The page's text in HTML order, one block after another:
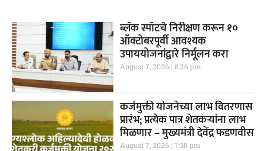
ब्लॅक स्पॉटचे निरीक्षण करून १०
ऑक्टोबरपूर्वी आवश्यक
उपाययोजनांद्वारे निर्मूलन करा
August 7, 2026 8:26 pm
कर्जमुक्ती योजनेच्या लाभ वितरणास
प्रारंभ; प्रत्येक पात्र शेतकऱ्यांना लाभ
मिळणार – मुख्यमंत्री देवेंद्र फडणवीस
August 7, 2026 7:38 pm